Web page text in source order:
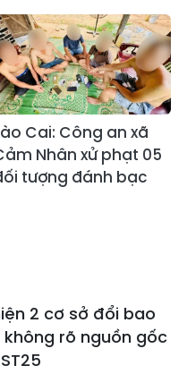
Cai: Công an xã
Nhân xử phạt 05
tượng đánh bạc
2 cơ sở đổi bao
không rõ nguồn gốc